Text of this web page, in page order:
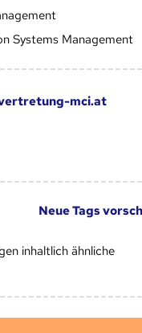
Systems Management
mci.at
Neue Tags
inhaltlich ähnliche